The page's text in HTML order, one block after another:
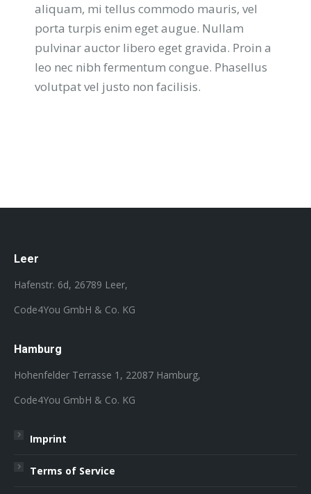
aliquam, mi tellus commodo mauris, vel
porta turpis enim eget augue. Nullam
pulvinar auctor libero eget gravida. Proin a
leo nec nibh fermentum congue. Phasellus
volutpat vel justo non facilisis.
Leer
Hafenstr. 6d, 26789 Leer,
Code4You GmbH & Co. KG
Hamburg
Hohenfelder Terrasse 1, 22087 Hamburg,
Code4You GmbH & Co. KG
Imprint
Terms of Service